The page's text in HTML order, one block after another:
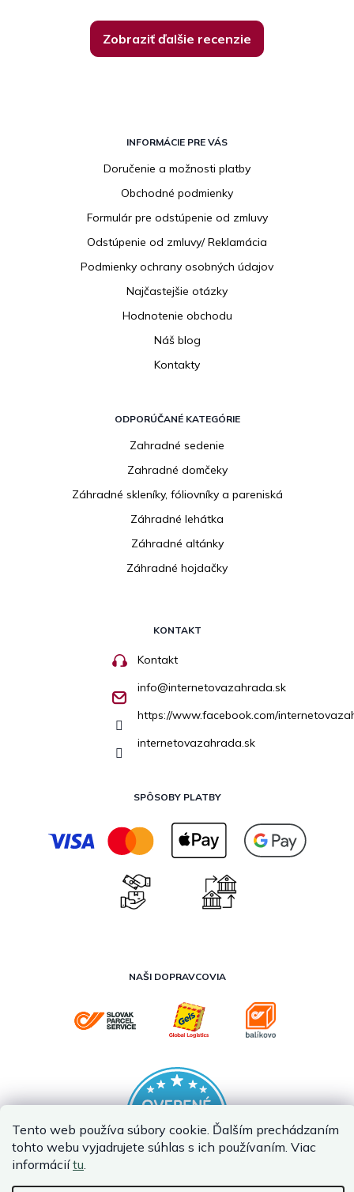
Tento web používa súbory cookie. Ďalším prechádzaním
tohto webu vyjadrujete súhlas s ich používaním. Viac
informáciítu.
Zobraziť ďalšie recenzie
INFORMÁCIE PRE VÁS
Doručenie a možnosti platby
Obchodné podmienky
Formulár pre odstúpenie od zmluvy
Odstúpenie od zmluvy/ Reklamácia
Podmienky ochrany osobných údajov
Najčastejšie otázky
Hodnotenie obchodu
Náš blog
Kontakty
ODPORÚČANÉ KATEGÓRIE
Zahradné sedenie
Zahradné domčeky
Záhradné skleníky, fóliovníky a pareniská
Záhradné lehátka
Záhradné altánky
Záhradné hojdačky
KONTAKT
Kontakt
info@internetovazahrada.sk
https://www.facebook.com/
internetovazahrada.sk
SPÔSOBY PLATBY
NAŠI DOPRAVCOVIA